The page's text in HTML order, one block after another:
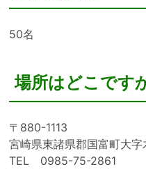
50名
場所はどこです
〒880-1113
宮崎県東諸県郡国富町大
TEL 0985-75-2861